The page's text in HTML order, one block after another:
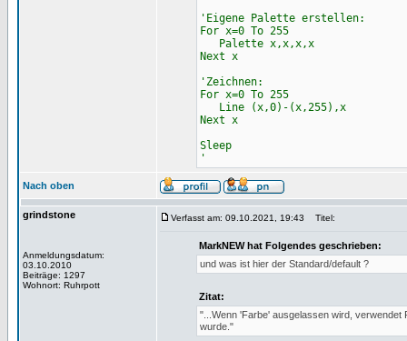
'Eigene Palette erstellen:
For x=0 To 255
Palette x,x,x,x
Next x
'Zeichnen:
For x=0 To 255
Line (x,0)-(x,255),x
Next x
Sleep
'
Nach oben
grindstone
Anmeldungsdatum:
03.10.2010
Beiträge: 1297
Wohnort: Ruhrpott
Verfasst am: 09.10.2021, 19:43 Titel:
MarkNEW hat Folgendes geschrieben:
und was ist hier der Standard/default ?
Zitat:
"...Wenn 'Farbe' ausgelassen wird, verwendet
wurde."